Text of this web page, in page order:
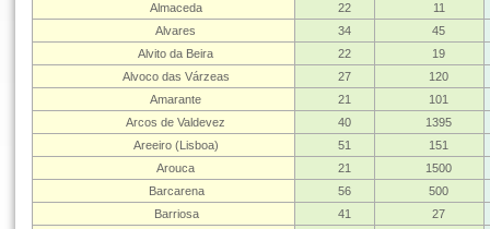
Almaceda
22
11
Alvares
34
45
Alvito da Beira
22
19
Alvoco das Várzeas
27
120
Amarante
21
101
Arcos de Valdevez
40
1395
Areeiro (Lisboa)
51
151
Arouca
21
1500
Barcarena
56
500
Barriosa
41
27